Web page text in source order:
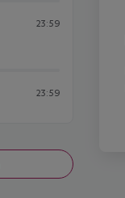
23:59
23:59